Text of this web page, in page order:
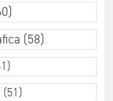
(58)
(51)